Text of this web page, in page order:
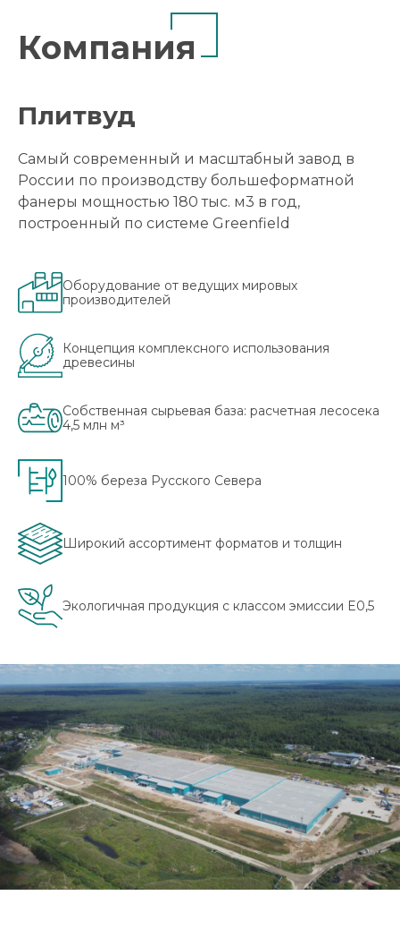
Компания
Плитвуд
Cамый современный и масштабный завод в
России по производству большеформатной
фанеры мощностью 180 тыс. м3 в год,
построенный по системе Greenfield
Оборудование от ведущих мировых
производителей
Концепция комплексного использования
древесины
Собственная сырьевая база: расчетная лесосека
4,5 млн м³
100% береза Русского Севера
Широкий ассортимент форматов и толщин
Экологичная продукция с классом эмиссии E0,5